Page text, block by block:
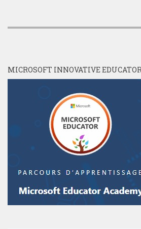
MICROSOFT INNOVATIVE EDUCATOR